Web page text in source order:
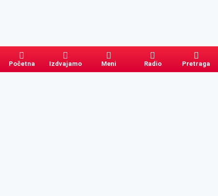
Početna Izdvajamo Meni Radio Pretraga